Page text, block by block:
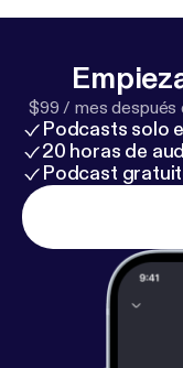
$99 / mes después
Podcasts solo
20 horas de
Podcast